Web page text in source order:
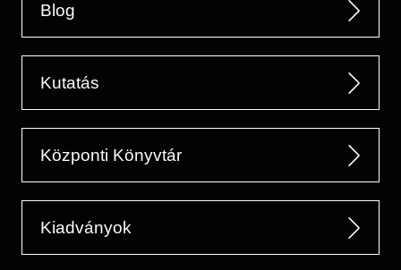
Blog
Kutatás
Központi Könyvtár
Kiadványok